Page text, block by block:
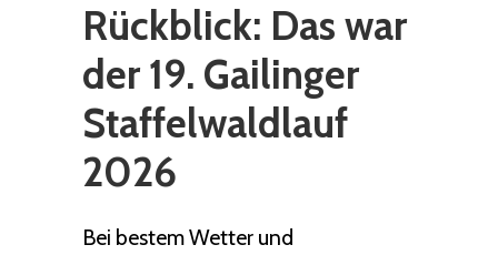
Rückblick: Das war
der 19. Gailinger
Staffelwaldlauf
2026
Bei bestem Wetter und